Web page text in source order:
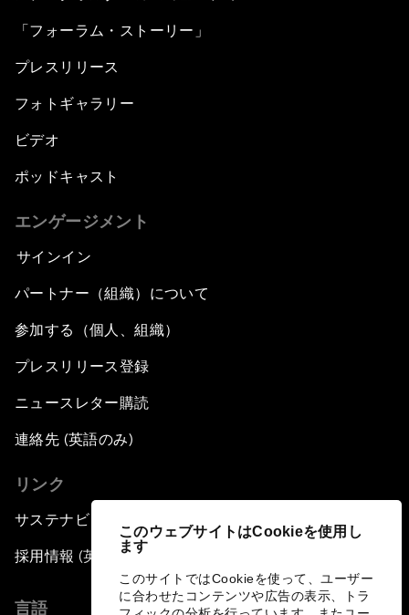
このウェブサイトはCookieを使用し
ます
このサイトではCookieを使って、ユーザー
に合わせたコンテンツや広告の表示、トラ
「フォーラム・ストーリー」
プレスリリース
フォトギャラリー
ビデオ
ポッドキャスト
エンゲージメント
サインイン
パートナー（組織）について
参加する（個人、組織）
プレスリリース登録
ニュースレター購読
連絡先 (英語のみ)
リンク
サステナビリティへの取り組み
採用情報 (英語のみ)
言語